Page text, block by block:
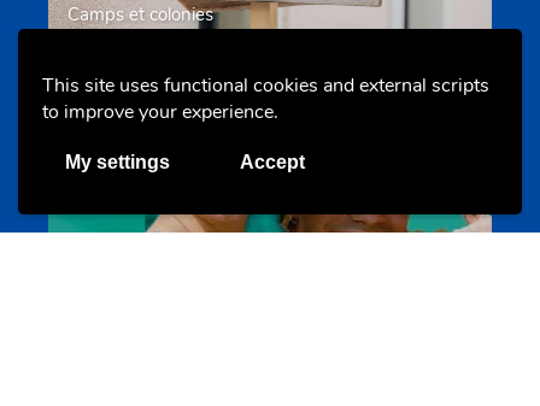
This site uses functional cookies and external scripts
to improve your experience.
My settings Accept
Camps et colonies